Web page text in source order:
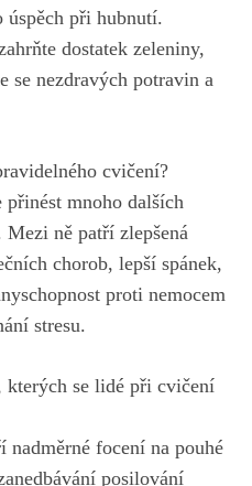
při hubnutí.
dostatek zeleniny,
se nezdravých potravin a
cvičení?
mnoho dalších
ně‍ patří zlepšená
chorob, lepší⁣ spánek,
proti nemocem
stresu.
kterých se lidé při cvičení
focení na pouhé⁣
posilování